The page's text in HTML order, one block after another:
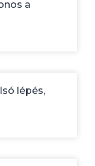
a
lépés,